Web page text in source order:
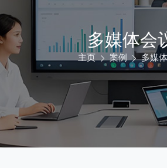
多媒体会
主页 案例 多媒